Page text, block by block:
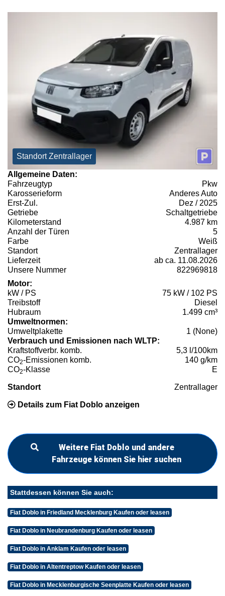
Standort Zentrallager
Allgemeine Daten:
Fahrzeugtyp
Pkw
Karosserieform
Anderes Auto
Erst-Zul.
Dez / 2025
Getriebe
Schaltgetriebe
Kilometerstand
4.987 km
Anzahl der Türen
5
Farbe
Weiß
Standort
Zentrallager
Lieferzeit
ab ca. 11.08.2026
Unsere Nummer
822969818
Motor:
kW / PS
75 kW / 102 PS
Treibstoff
Diesel
Hubraum
1.499 cm³
Umweltnormen:
Umweltplakette
1 (None)
Verbrauch und Emissionen nach WLTP:
Kraftstoffverbr. komb.
5,3 l/100km
CO2-Emissionen komb.
140 g/km
CO2-Klasse E
Standort Zentrallager
Details zum Fiat Doblo anzeigen
Weitere Fiat Doblo und andere
Fahrzeuge können Sie hier suchen
Stattdessen können Sie auch:
Fiat Doblo in Friedland Mecklenburg Kaufen oder leasen
Fiat Doblo in Neubrandenburg Kaufen oder leasen
Fiat Doblo in Anklam Kaufen oder leasen
Fiat Doblo in Altentreptow Kaufen oder leasen
Fiat Doblo in Mecklenburgische Seenplatte Kaufen oder leasen